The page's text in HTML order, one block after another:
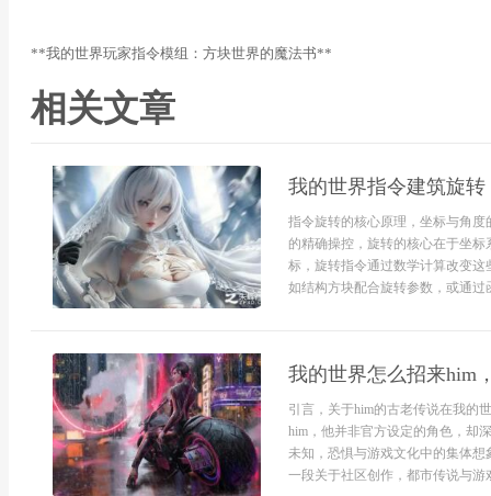
**我的世界玩家指令模组：方块世界的魔法书**
相关文章
我的世界指令建筑旋
指令旋转的核心原理，坐标与角
的精确操控，旋转的核心在于坐
标，旋转指令通过数学计算改变
如结构方块配合旋转参数，或通过
我的世界怎么招来him
引言，关于him的古老传说在我的
him，他并非官方设定的角色，却
未知，恐惧与游戏文化中的集体
一段关于社区创作，都市传说与